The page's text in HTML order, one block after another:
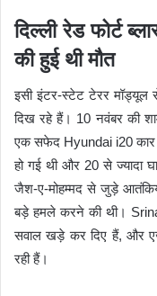
दिल्ली रेड फोर्ट
की हुई थी मौत
इसी इंटर-स्टेट टेरर मॉड्यूल
दिख रहे हैं। 10 नवंबर की
एक सफेद Hyundai i20 कार
हो गई थी और 20 से ज्यादा
जैश-ए-मोहम्मद से जुड़े
बड़े हमले करने की थी।
सवाल खड़े कर दिए हैं, और
रही हैं।